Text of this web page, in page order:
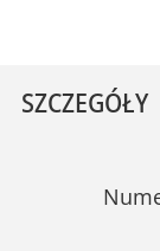
SZCZEGÓŁY